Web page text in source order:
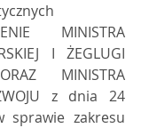
MINISTRA
I ŻEGLUGI
MINISTRA
z dnia 24
sprawie zakresu